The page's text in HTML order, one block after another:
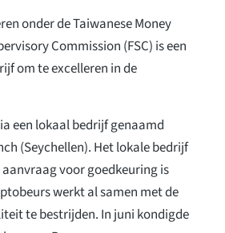
onder de Taiwanese Money
Commission (FSC) is een
om te excelleren in de
een lokaal bedrijf genaamd
(Seychellen). Het lokale bedrijf
aanvraag voor goedkeuring is
werkt al samen met de
te bestrijden. In juni kondigde